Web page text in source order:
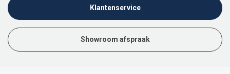
Klantenservice
Showroom afspraak